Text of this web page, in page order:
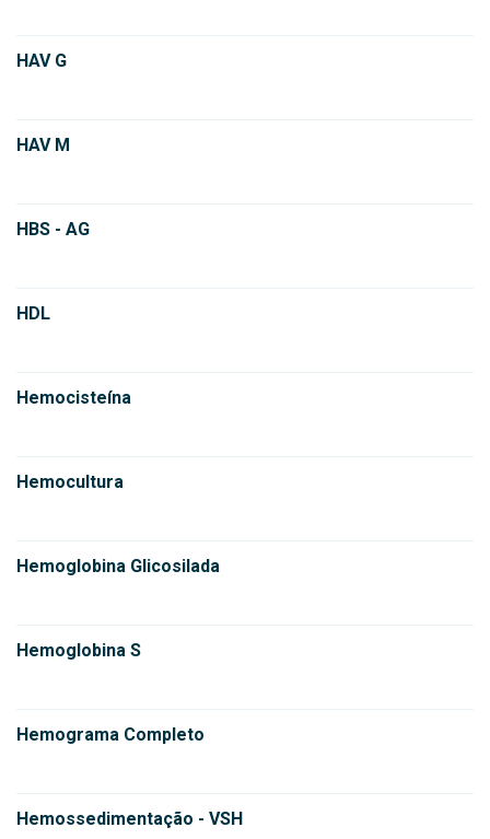
HAV G
HAV M
HBS - AG
HDL
Hemocisteína
Hemocultura
Hemoglobina Glicosilada
Hemoglobina S
Hemograma Completo
Hemossedimentação - VSH